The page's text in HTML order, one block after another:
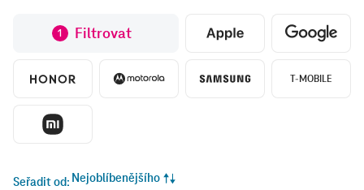
1 Filtrovat
T-MOBILE
Seřadit od Nejoblíbenějšího